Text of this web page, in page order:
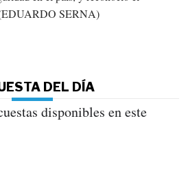
SERNA)
DEL DÍA
disponibles en este